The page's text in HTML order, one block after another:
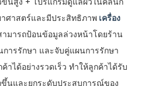
าศาสตร์และมีประสิทธิภาพเครื่อง
ามารถป้อนข้อมูลล่วงหน้าโดยร้าน
ารรักษา และจับคู่แผนการรักษา
ได้อย่างรวดเร็ว ทำให้ลูกค้าได้รับ
ขึ้นและยกระดับประสบการณ์ของ